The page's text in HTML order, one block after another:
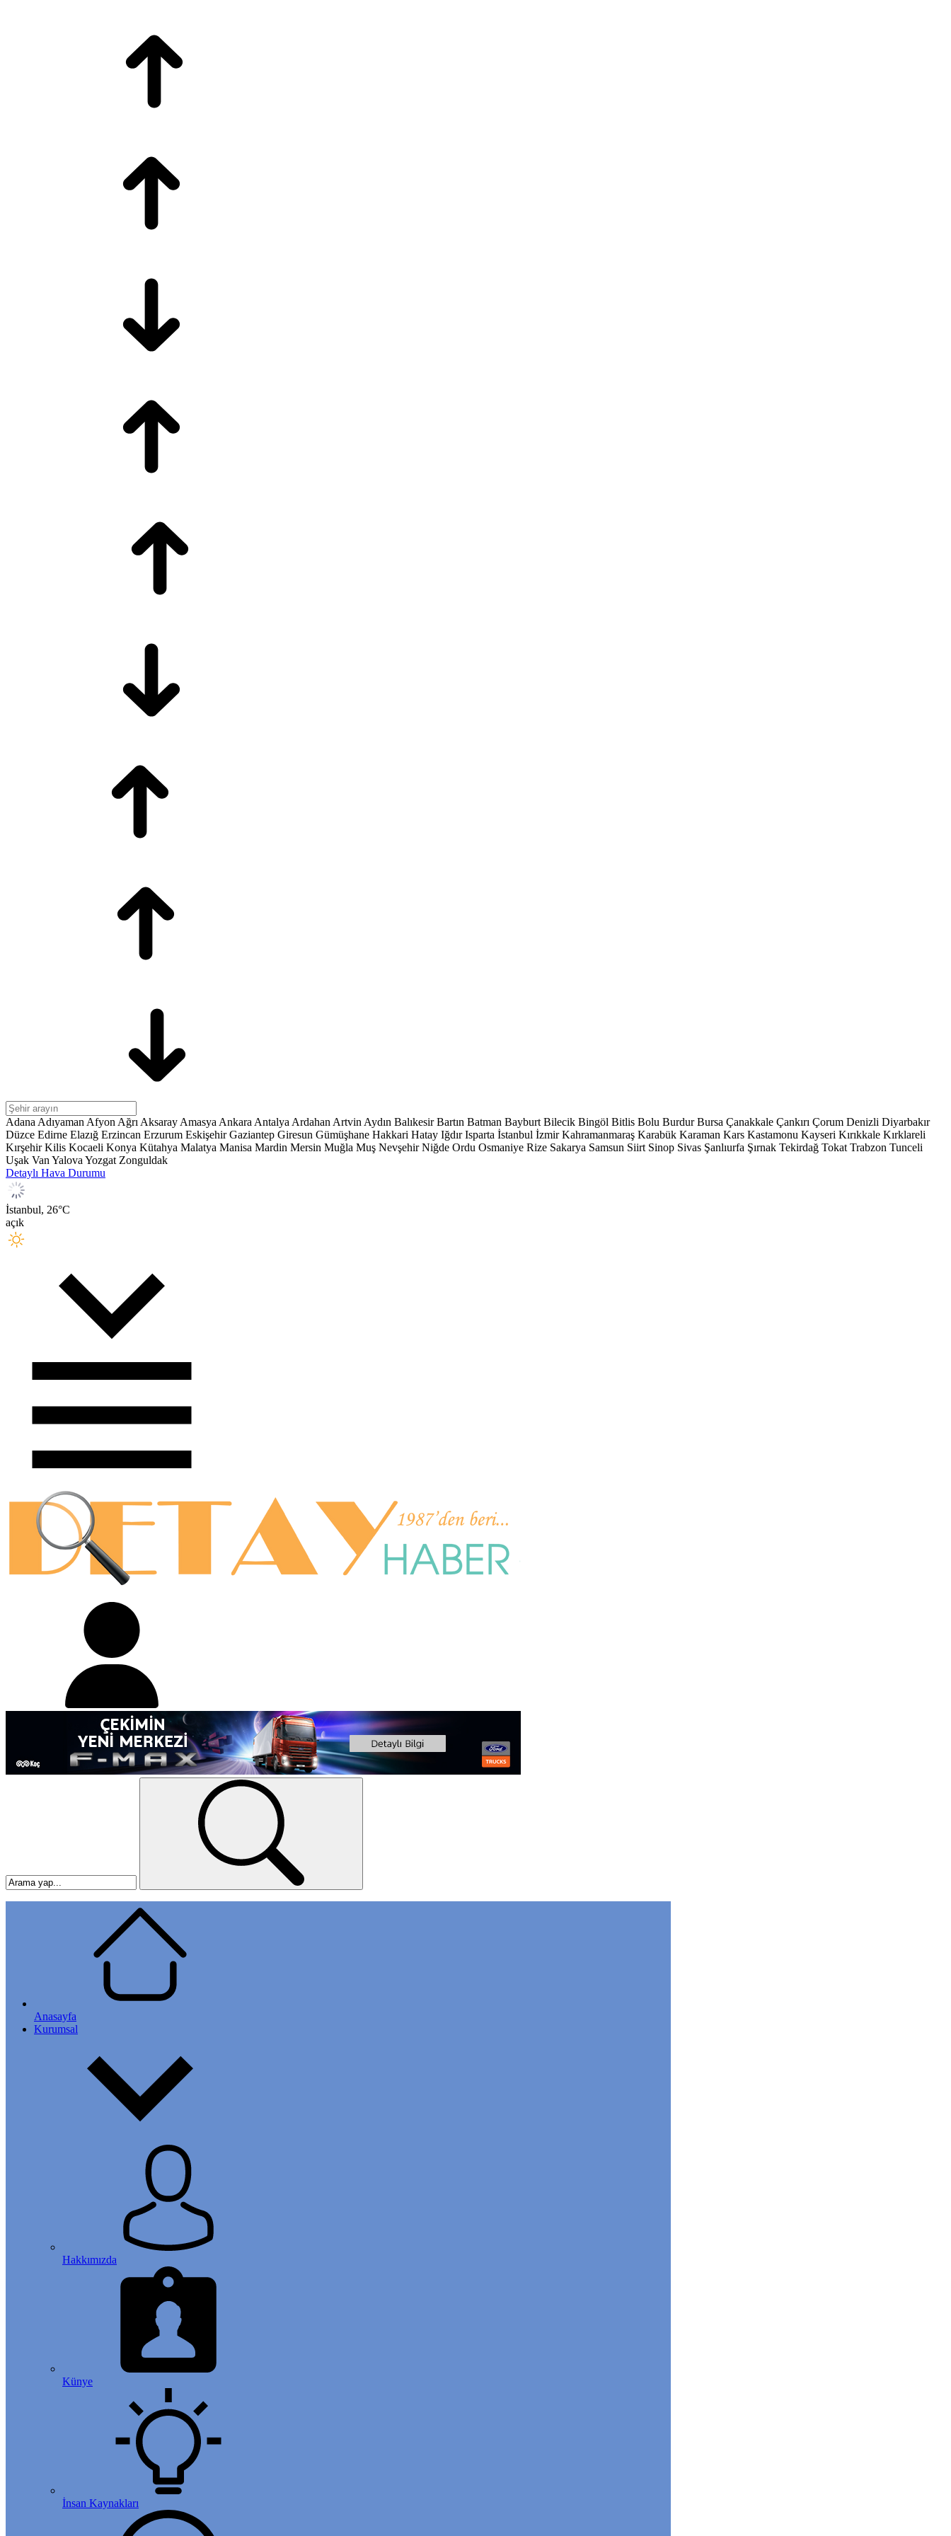
Adana Adıyaman Afyon Ağrı Aksaray Amasya Ankara Antalya Ardahan Artvin Aydın Balıkesir Bartın Batman Bayburt Bilecik Bingöl Bitlis Bolu Burdur Bursa Çanakkale Çankırı Çorum Denizli Diyarbakır
Düzce Edirne Elazığ Erzincan Erzurum Eskişehir Gaziantep Giresun Gümüşhane Hakkari Hatay Iğdır Isparta İstanbul İzmir Kahramanmaraş Karabük Karaman Kars Kastamonu Kayseri Kırıkkale Kırklareli
Kırşehir Kilis Kocaeli Konya Kütahya Malatya Manisa Mardin Mersin Muğla Muş Nevşehir Niğde Ordu Osmaniye Rize Sakarya Samsun Siirt Sinop Sivas Şanlıurfa Şırnak Tekirdağ Tokat Trabzon Tunceli
Uşak Van Yalova Yozgat Zonguldak
Detaylı Hava Durumu
İstanbul, 26°C
açık
Anasayfa
Kurumsal
Hakkımızda
Künye
İnsan Kaynakları